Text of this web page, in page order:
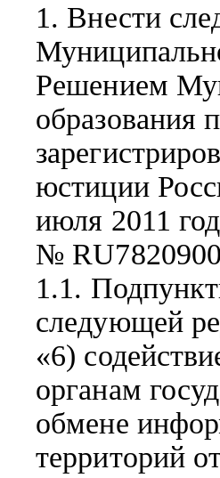
1. Внести
Решением
образования
юстиции
июля 2011
№
1.1.
следующей
«6)
органам
обмене
территорий